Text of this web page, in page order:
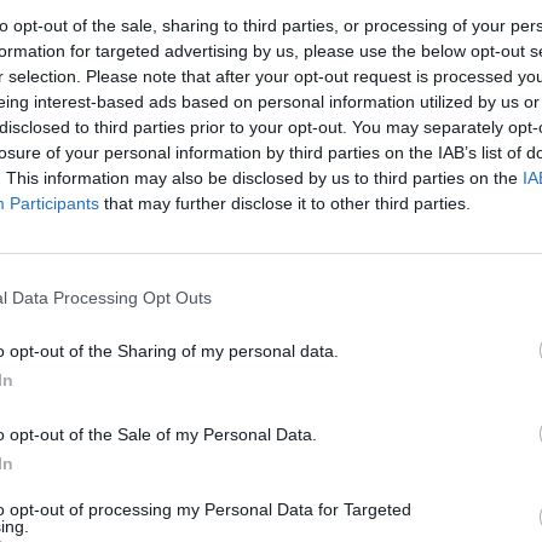
opt-out of the sale, sharing to third parties, or processing of your
for targeted advertising by us, please use the below opt-out
selection. Please note that after your opt-out request is processed
interest-based ads based on personal information utilized by us
to third parties prior to your opt-out. You may separately
of your personal information by third parties on the IAB’s list of
This information may also be disclosed by us to third parties on the
Participants that may further disclose it to other third parties.
Data Processing Opt Outs
opt-out of the Sharing of my personal data.
opt-out of the Sale of my Personal Data.
opt-out of processing my Personal Data for Targeted
retransmitirá en directo programas semanales
peleas, así como imágenes de detrás de la jaula.
más popular en TikTok con 6,3 millones de
se convierte en el primer equipo profesional de
directo, encuestas y diferentes acciones a través
y Jenna Bush Hager, hijas de los expresidentes
Bill Clinton y Geoerge W. Bush, han adquirido una
el accionariado de los Washington Spirit,